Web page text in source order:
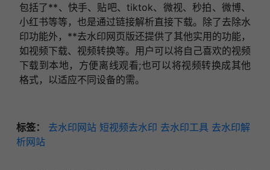
包括了**、快手、贴吧、tiktok、微视、秒拍、微博、
小红书等等，也是通过链接解析直接下载。除了去除水
印功能外，**去水印网页版还提供了其他实用的功能，
如视频下载、视频转换等。用户可以将自己喜欢的视频
下载到本地，方便离线观看;也可以将视频转换成其他
格式，以适应不同设备的需。
标签： 去水印网站 短视频去水印 去水印工具 去水印解
析网站